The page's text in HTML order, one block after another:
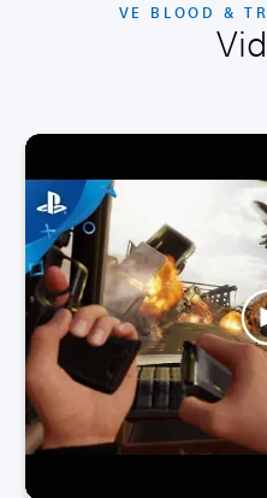
VE BLOOD &